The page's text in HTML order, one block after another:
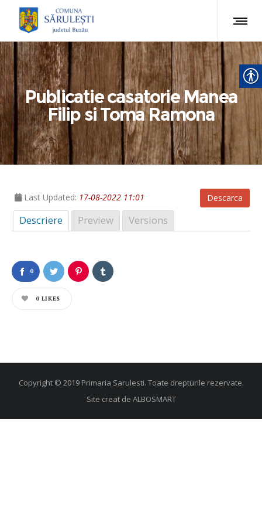
Publicatie casatorie Manea
Filip si Toma Ramona
Descarca
Last Updated: 17-08-2022 11:01
Descriere Preview Versions
0
0 LIKES
Copyright © 2019 Primaria Sarulesti. Toate drepturile rezervate.
Site creat de ALBOSMART